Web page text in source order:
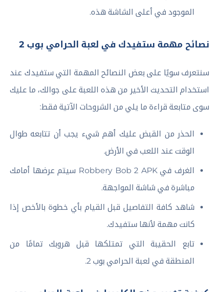
الموجود في أعلى الشاشة هذه.
نصائح مهمة ستفيدك في لعبة الحرامي بوب 2
سنتعرف سويًا على بعض النصائح المهمة التي ستفيدك عند
استخدام التحديث الأخير من هذه اللعبة على جوالك، ما عليك
سوى متابعة قراءة ما يلي من الشروحات الآتية فقط:
الحذر من القبض عليك أهم شيء يجب أن تتابعه طوال
الوقت عند اللعب في الأرض.
الغرف في Robbery Bob 2 APK سيتم عرضها أمامك
مباشرة في شاشة المواجهة.
شاهد كافة التفاصيل قبل القيام بأي خطوة بالأخص إذا
كانت مهمة لأنها ستفيدك.
تابع الحقيبة التي تمتلكها قبل هروبك تمامًا من
المنطقة في لعبة الحرامي بوب 2.